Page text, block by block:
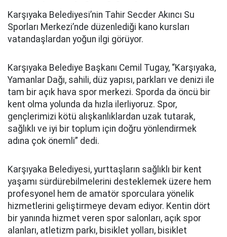
Karşıyaka Belediyesi’nin Tahir Secder Akıncı Su
Sporları Merkezi’nde düzenlediği kano kursları
vatandaşlardan yoğun ilgi görüyor.
Karşıyaka Belediye Başkanı Cemil Tugay, “Karşıyaka,
Yamanlar Dağı, sahili, düz yapısı, parkları ve denizi ile
tam bir açık hava spor merkezi. Sporda da öncü bir
kent olma yolunda da hızla ilerliyoruz. Spor,
gençlerimizi kötü alışkanlıklardan uzak tutarak,
sağlıklı ve iyi bir toplum için doğru yönlendirmek
adına çok önemli” dedi.
Karşıyaka Belediyesi, yurttaşların sağlıklı bir kent
yaşamı sürdürebilmelerini desteklemek üzere hem
profesyonel hem de amatör sporculara yönelik
hizmetlerini geliştirmeye devam ediyor. Kentin dört
bir yanında hizmet veren spor salonları, açık spor
alanları, atletizm parkı, bisiklet yolları, bisiklet